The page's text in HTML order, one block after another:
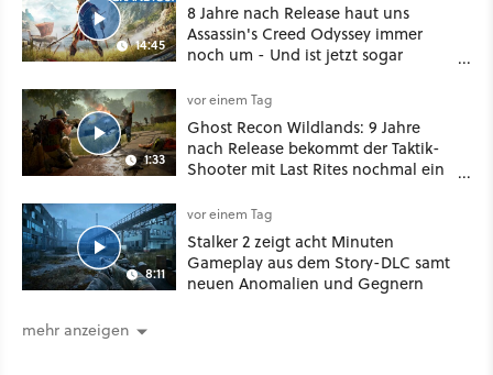
14:45
8 Jahre nach Release haut uns
Assassin's Creed Odyssey immer
noch um - Und ist jetzt sogar
1:33
vor einem Tag
Ghost Recon Wildlands: 9 Jahre
nach Release bekommt der Taktik-
Shooter mit Last Rites nochmal ein
8:11
vor einem Tag
Stalker 2 zeigt acht Minuten
Gameplay aus dem Story-DLC samt
neuen Anomalien und Gegnern
mehr anzeigen